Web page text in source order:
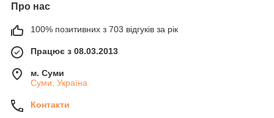
Про нас
100% позитивних з 703 відгуків за рік
Працює з 08.03.2013
м. Суми
Суми, Україна
Контакти